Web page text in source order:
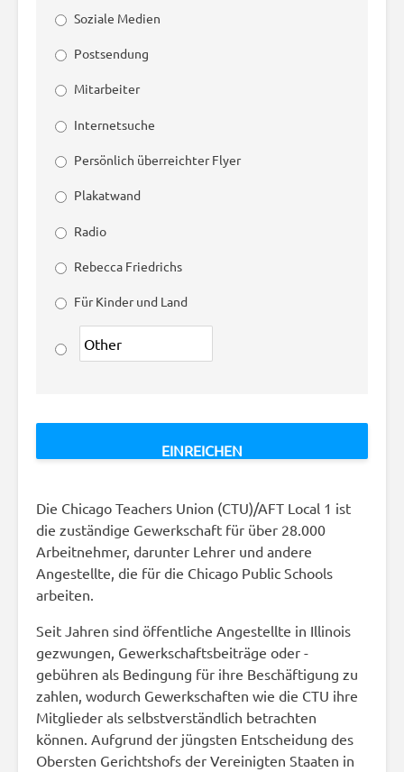
Soziale Medien
Postsendung
Mitarbeiter
Internetsuche
Persönlich überreichter Flyer
Plakatwand
Radio
Rebecca Friedrichs
Für Kinder und Land
Die Chicago Teachers Union (CTU)/AFT Local 1 ist
die zuständige Gewerkschaft für über 28.000
Arbeitnehmer, darunter Lehrer und andere
Angestellte, die für die Chicago Public Schools
arbeiten.
Seit Jahren sind öffentliche Angestellte in Illinois
gezwungen, Gewerkschaftsbeiträge oder -
gebühren als Bedingung für ihre Beschäftigung zu
zahlen, wodurch Gewerkschaften wie die CTU ihre
Mitglieder als selbstverständlich betrachten
können. Aufgrund der jüngsten Entscheidung des
Obersten Gerichtshofs der Vereinigten Staaten in